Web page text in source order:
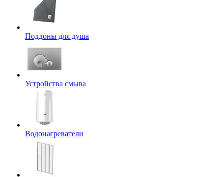
Поддоны для душа
Устройства смыва
Водонагреватели